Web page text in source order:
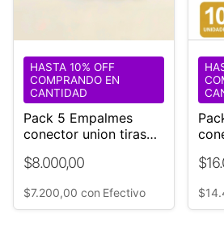
Pack 5 Empalmes
conector union tiras
$8.000,00
HASTA 10% OFF
COMPRANDO EN
CANTIDAD
$7.200,00 con Efectivo